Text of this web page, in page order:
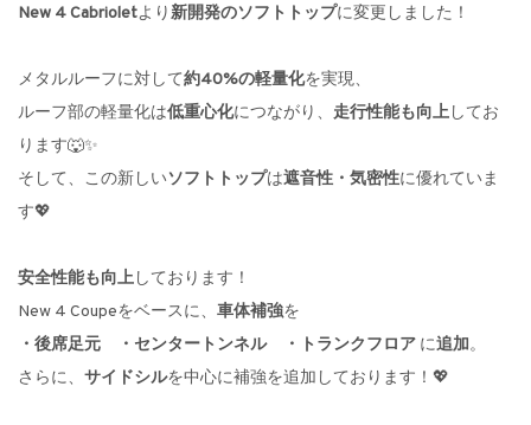
New 4 Cabrioletより新開発のソフトトップに変更しました！
メタルルーフに対して約40%の軽量化を実現、
ルーフ部の軽量化は低重心化につながり、 走行性能も向上してお
ります🐺✨
そして、この新しいソフトトップは遮音性・気密性に優れていま
す💖
安全性能も向上しております！
New 4 Coupeをベースに、 車体補強を
・後席足元 ・センタートンネル ・トランクフロア に追加。
さらに、 サイドシルを中心に補強を追加しております！💖